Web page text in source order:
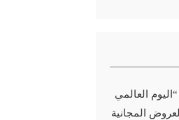
العالمي
المجانية